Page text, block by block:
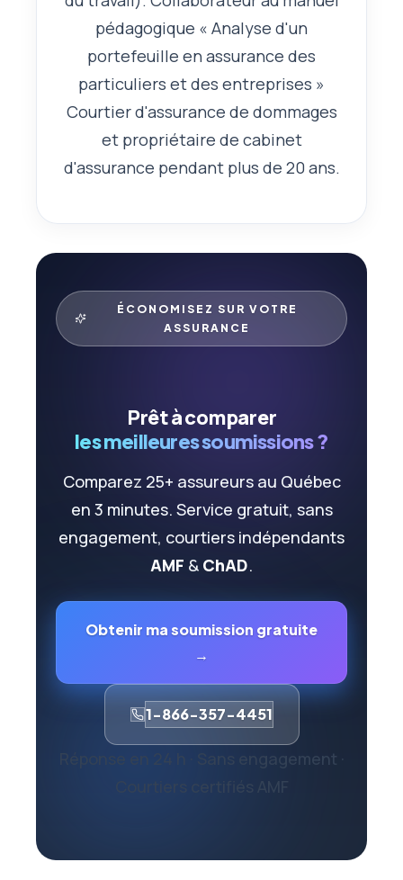
pédagogique « Analyse d'un
portefeuille en assurance des
particuliers et des entreprises »
Courtier d'assurance de dommages
et propriétaire de cabinet
d'assurance pendant plus de 20 ans.
ÉCONOMISEZ SUR VOTRE
ASSURANCE
Prêt à comparer
les meilleures soumissions ?
Comparez 25+ assureurs au Québec
en 3 minutes. Service gratuit, sans
engagement, courtiers indépendants
AMF & ChAD.
Obtenir ma soumission gratuite
→
1-866-357-4451
Réponse en 24 h · Sans engagement ·